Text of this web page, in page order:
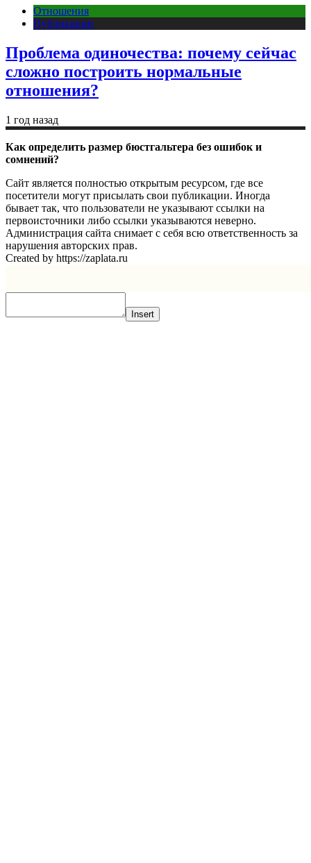
Отношения
Публикации
Проблема одиночества: почему сейчас
сложно построить нормальные
отношения?
1 год назад
Как определить размер бюстгальтера без ошибок и
сомнений?
Сайт является полностью открытым ресурсом, где все
посетители могут присылать свои публикации. Иногда
бывает так, что пользователи не указывают ссылки на
первоисточники либо ссылки указываются неверно.
Администрация сайта снимает с себя всю ответственность за
нарушения авторских прав.
Created by https://zaplata.ru
Insert